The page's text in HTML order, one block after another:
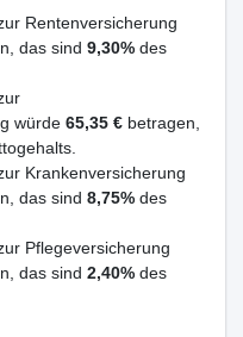
Rentenversicherung
das sind 9,30% des
würde 65,35 € betragen,
Krankenversicherung
das sind 8,75% des
Pflegeversicherung
das sind 2,40% des